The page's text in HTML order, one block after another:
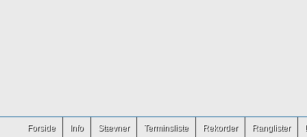
Forside Info Stævner Terminsliste Rekorder Ranglister